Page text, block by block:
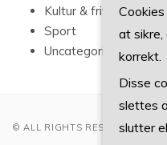
Kultur & fritid
Sport
Uncategorized
© ALL RIGHTS RESERVED 2022
at
korrekt.
Disse
slettes
slutter